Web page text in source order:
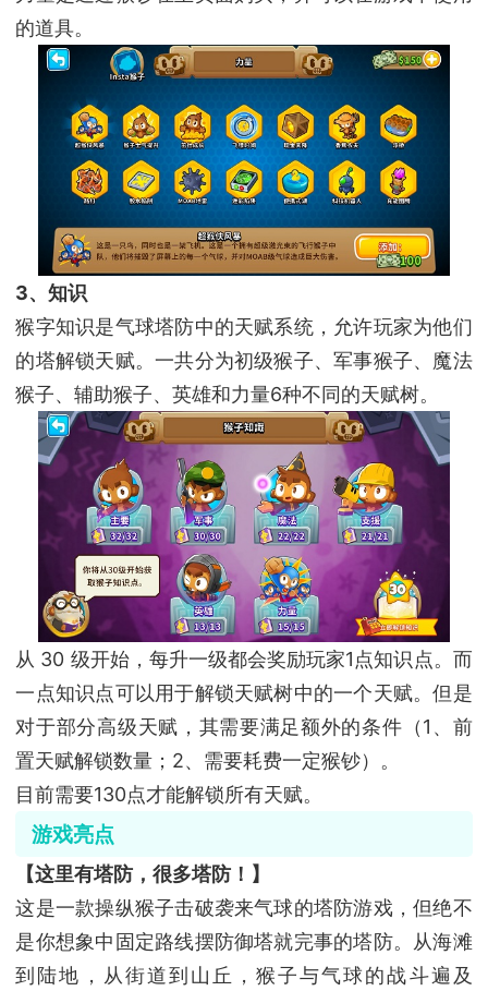
的道具。
3、知识
猴字知识是气球塔防中的天赋系统，允许玩家为他们
的塔解锁天赋。一共分为初级猴子、军事猴子、魔法
猴子、辅助猴子、英雄和力量6种不同的天赋树。
从 30 级开始，每升一级都会奖励玩家1点知识点。而
一点知识点可以用于解锁天赋树中的一个天赋。但是
对于部分高级天赋，其需要满足额外的条件（1、前
置天赋解锁数量；2、需要耗费一定猴钞）。
目前需要130点才能解锁所有天赋。
游戏亮点
【这里有塔防，很多塔防！】
这是一款操纵猴子击破袭来气球的塔防游戏，但绝不
是你想象中固定路线摆防御塔就完事的塔防。从海滩
到陆地，从街道到山丘，猴子与气球的战斗遍及